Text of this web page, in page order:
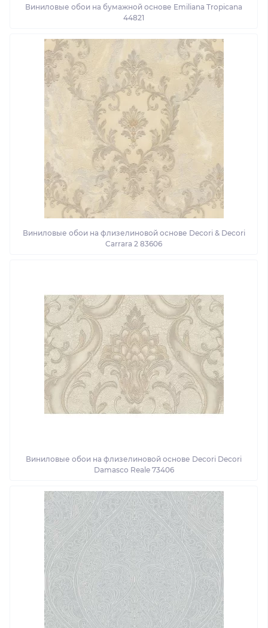
Виниловые обои на бумажной основе Emiliana Tropicana
44821
Виниловые обои на флизелиновой основе Decori & Decori
Carrara 2 83606
Виниловые обои на флизелиновой основе Decori Decori
Damasco Reale 73406